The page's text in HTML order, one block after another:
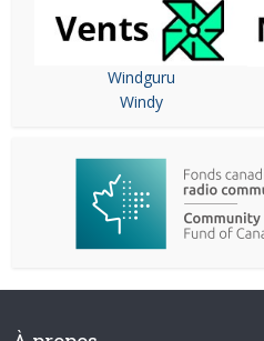
Windguru
Windy